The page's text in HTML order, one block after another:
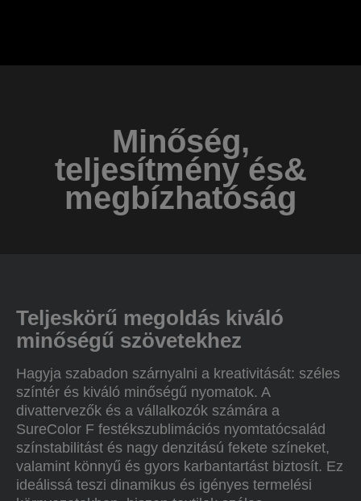
Minőség,
teljesítmény és&
megbízhatóság
Teljeskörű megoldás kiváló
minőségű szövetekhez
Hagyja szabadon szárnyalni a kreativitását: széles
színtér és kiváló minőségű nyomatok. A
divattervezők és a vállalkozók számára a
SureColor F festékszublimációs nyomtatócsalád
színstabilitást és nagy denzitású fekete színeket,
valamint könnyű és gyors karbantartást biztosít. Ez
ideálissá teszi dinamikus és igényes termelési